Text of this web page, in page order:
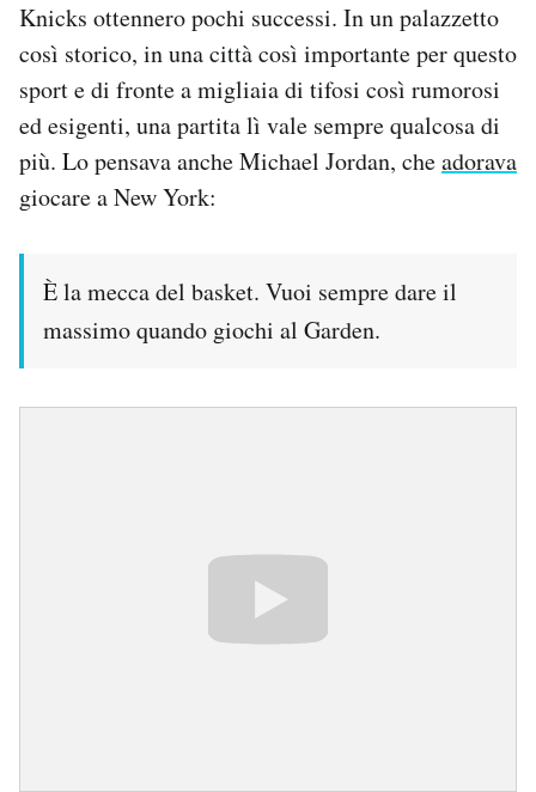
Knicks ottennero pochi successi. In un palazzetto
così storico, in una città così importante per questo
sport e di fronte a migliaia di tifosi così rumorosi
ed esigenti, una partita lì vale sempre qualcosa di
più. Lo pensava anche Michael Jordan, cheadorava
giocare a New York:
È la mecca del basket. Vuoi sempre dare il
massimo quando giochi al Garden.